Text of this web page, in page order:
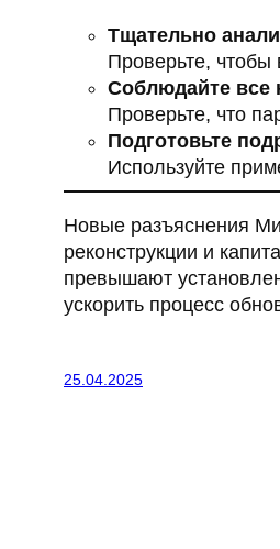
Тщательно
Проверьте,
Соблюдайте все
Проверьте, что
Подготовьте
Используйте
Новые разъяснения
реконструкции и
превышают
ускорить процесс
25.04.2025